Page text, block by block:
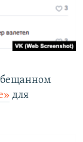
для